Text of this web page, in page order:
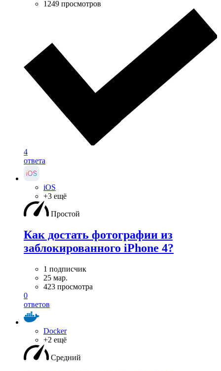
1249 просмотров
4
ответа
iOS
+3 ещё
Простой
Как достать фотографии из
заблокированного iPhone 4?
1 подписчик
25 мар.
423 просмотра
0
ответов
Docker
+2 ещё
Средний